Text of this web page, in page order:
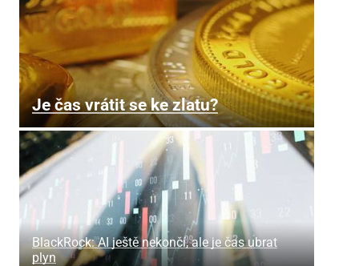
Je čas vrátit se ke zlatu?
BlackRock: AI ještě nekončí, ale je čas ubrat
plyn